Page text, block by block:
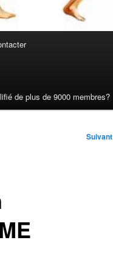
de plus de 9000 membres?
Suivant